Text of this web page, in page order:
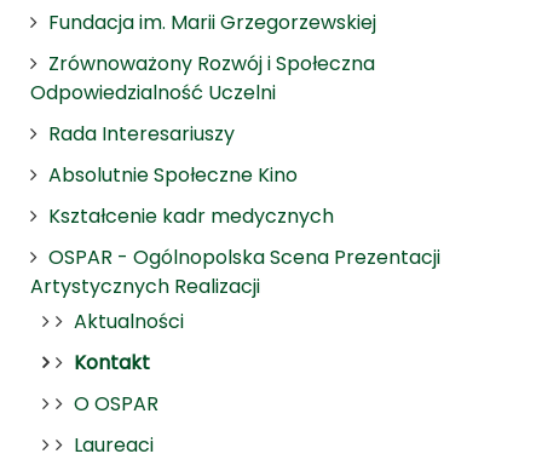
Fundacja im. Marii Grzegorzewskiej
Zrównoważony Rozwój i Społeczna
Odpowiedzialność Uczelni
Rada Interesariuszy
Absolutnie Społeczne Kino
Kształcenie kadr medycznych
OSPAR - Ogólnopolska Scena Prezentacji
Artystycznych Realizacji
Aktualności
Kontakt
O OSPAR
Laureaci